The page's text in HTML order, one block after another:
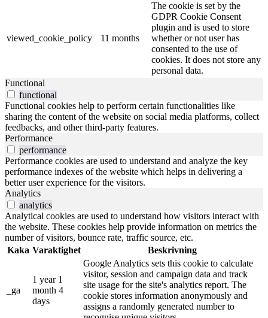
viewed_cookie_policy 11 months
The cookie is set by the
GDPR Cookie Consent
plugin and is used to store
whether or not user has
consented to the use of
cookies. It does not store any
personal data.
Functional
functional
Functional cookies help to perform certain functionalities like
sharing the content of the website on social media platforms, collect
feedbacks, and other third-party features.
Performance
performance
Performance cookies are used to understand and analyze the key
performance indexes of the website which helps in delivering a
better user experience for the visitors.
Analytics
analytics
Analytical cookies are used to understand how visitors interact with
the website. These cookies help provide information on metrics the
number of visitors, bounce rate, traffic source, etc.
Kaka Varaktighet Beskrivning
_ga
1 year 1
month 4
days
Google Analytics sets this cookie to calculate
visitor, session and campaign data and track
site usage for the site's analytics report. The
cookie stores information anonymously and
assigns a randomly generated number to